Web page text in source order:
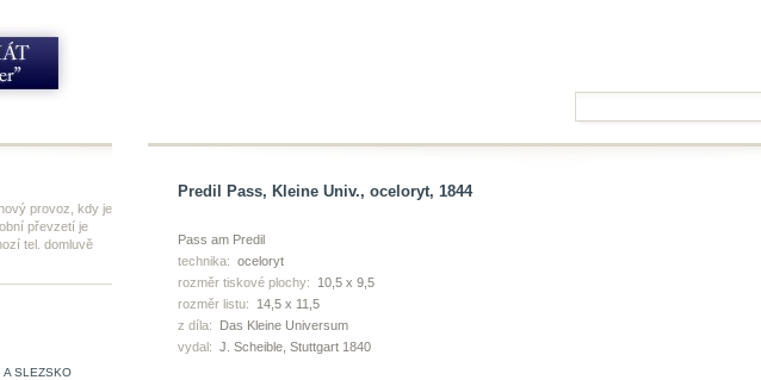
provoz, kdy je
převzetí je
tel. domluvě
A SLEZSKO
Predil Pass, Kleine Univ., oceloryt, 1844
Pass am Predil
technika: oceloryt
rozměr tiskové plochy:
10,5 x 9,5
rozměr listu:
14,5 x 11,5
z díla:
Das Kleine Universum
vydal: J. Scheible, Stuttgart 1840